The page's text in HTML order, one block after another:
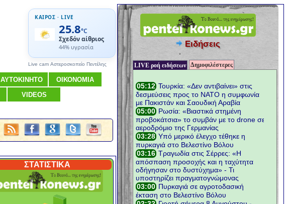
ΚΑΙΡΟΣ · LIVE
25.8°C
Σχεδόν αίθριος
44% υγρασία
Live cam Αστεροσκοπείο Πεντέλης
ΑΥΤΟΚΙΝΗΤΟ ΟΙΚΟΝΟΜΙΑ
VIDEOS
ΣΤΑΤΙΣΤΙΚΑ
Ειδήσεις
LIVE ροή ειδήσεων Δημοφιλέστερες